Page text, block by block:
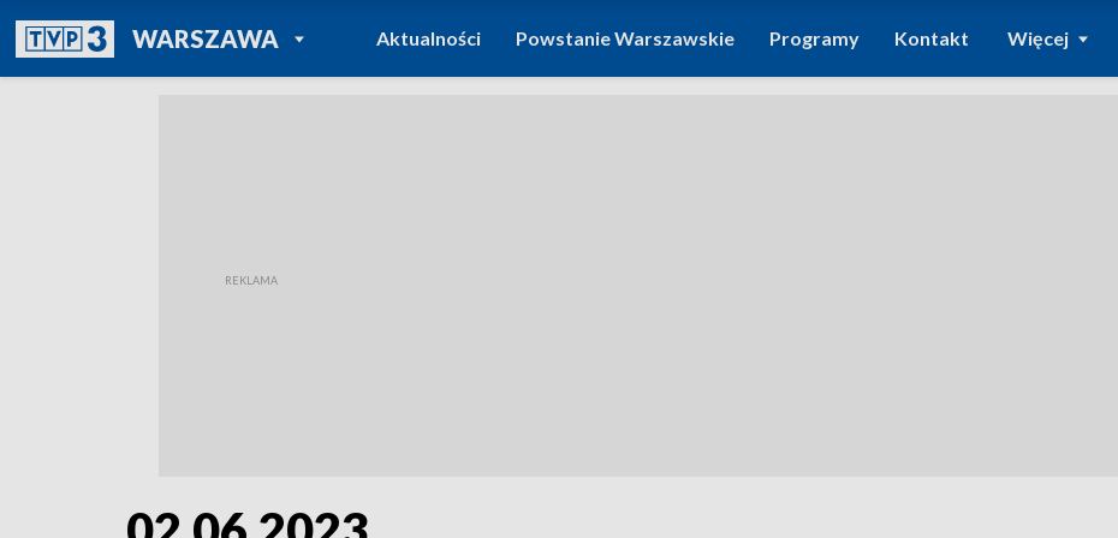
WARSZAWAPOWRÓT DO
TVP REGIONY
Aktualności Powstanie Warszawskie Programy Kontakt Więcej